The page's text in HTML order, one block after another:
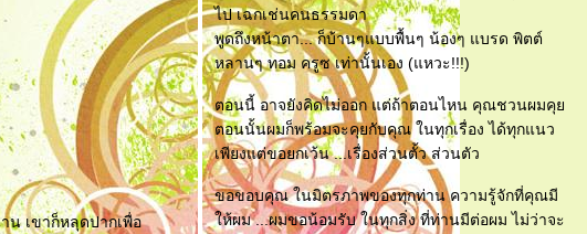
น เขาก็หลุดปากเพื่อ
ไป เฉกเช่นคนธรรมดา
พูดถึงหน้าตา... ก็บ้านๆแบบพื้นๆ น้องๆ แบรด พิตต์
หลานๆ ทอม ครูซ เท่านั้นเอง (แหวะ!!!)
ตอนนี้ อาจยังคิดไม่ออก แต่ถ้าตอนไหน คุณชวนผมคุ
ตอนนั้นผมก็พร้อมจะคุยกับคุณ ในทุกเรื่อง ได้ทุกแนว
เพียงแต่ขอยกเว้น ...เรื่องส่วนตั้ว ส่วนตัว
ขอขอบคุณ ในมิตรภาพของทุกท่าน ความรู้จักที่คุณมี
ห้ผม ...ผมขอน้อมรับ ในทุกสิ่ง ที่ท่านมีต่อผม ไม่ว่าจะ